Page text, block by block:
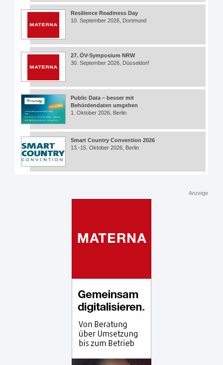
Resilience Readiness Day
10. September 2026, Dortmund
27. ÖV-Symposium NRW
30. September 2026, Düsseldorf
Public Data – besser mit
Behördendaten umgehen
1. Oktober 2026, Berlin
Smart Country Convention 2026
13.-15. Oktober 2026, Berlin
Anzeige